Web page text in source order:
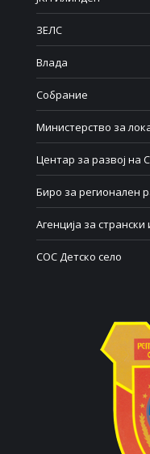
ЗЕЛС
Влада
Собрание
Министерство за
Центар за развој на
Биро за регионален
Агенција за
СОС Детско село